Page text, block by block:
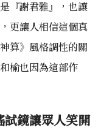
『謝君雅』，也讓
更讓人相信這個真
算》風格調性的關
榆也因為這部作
試鏡讓眾人笑開